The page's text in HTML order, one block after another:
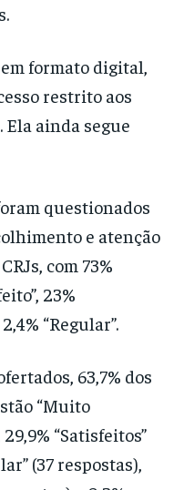
formato digital,
restrito aos
Ela ainda segue
questionados
e atenção
com 73%
23%
“Regular”.
63,7% dos
“Muito
“Satisfeitos”
(37 respostas),